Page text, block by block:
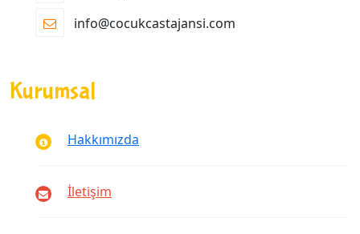
info@cocukcastajansi.com
Kurumsal
Hakkımızda
İletişim